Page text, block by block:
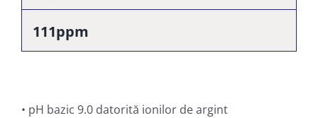
111ppm
• pH bazic 9.0 datorită ionilor de argint